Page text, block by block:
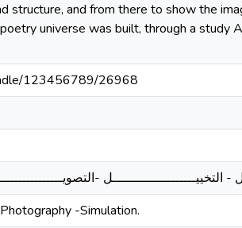
structure, and from there to show the
universe was built, through a study
123456789/26968
- التخييـــــــــــــــــــــل -
-Simulation.